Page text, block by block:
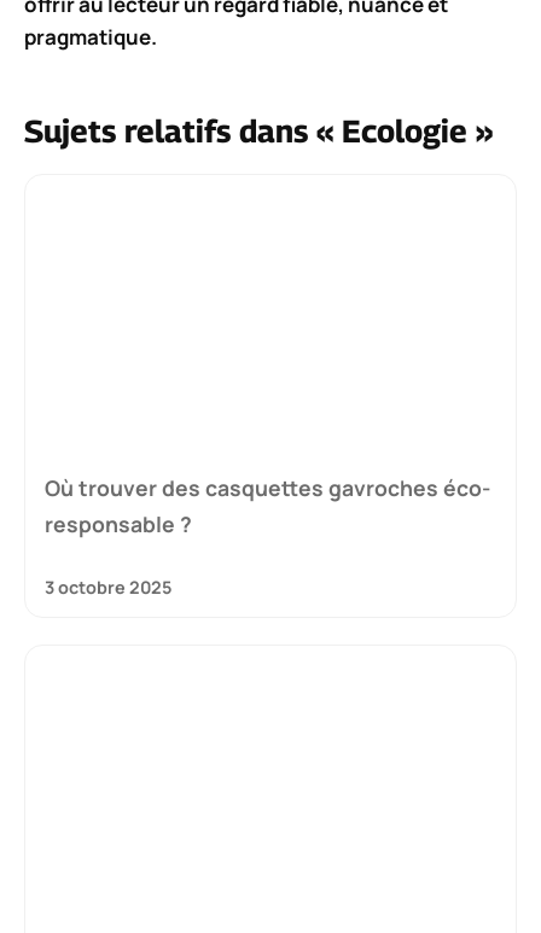
pragmatique.
Sujets relatifs dans « Ecologie »
Où trouver des casquettes gavroches éco-
responsable ?
3 octobre 2025